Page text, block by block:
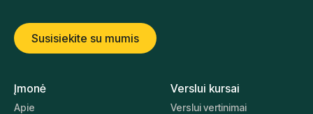
Susisiekite su mumis
Įmonė
Apie
Verslui kursai
Verslui vertinimai